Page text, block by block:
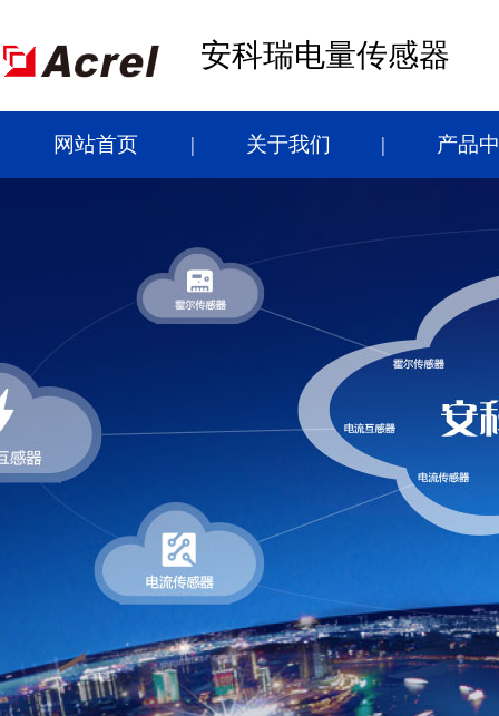
安科瑞电量传感器
网站首页 关于我们 产品